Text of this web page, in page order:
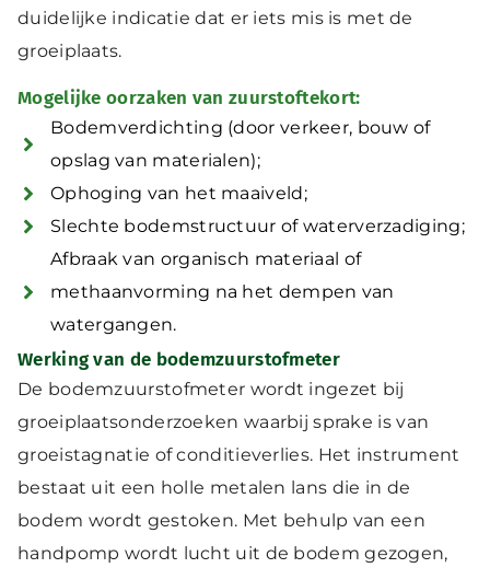
duidelijke indicatie dat er iets mis is met de
groeiplaats.
Mogelijke oorzaken van zuurstoftekort:
Bodemverdichting (door verkeer, bouw of
opslag van materialen);
Ophoging van het maaiveld;
Slechte bodemstructuur of waterverzadiging;
Afbraak van organisch materiaal of
methaanvorming na het dempen van
watergangen.
Werking van de bodemzuurstofmeter
De bodemzuurstofmeter wordt ingezet bij
groeiplaatsonderzoeken waarbij sprake is van
groeistagnatie of conditieverlies. Het instrument
bestaat uit een holle metalen lans die in de
bodem wordt gestoken. Met behulp van een
handpomp wordt lucht uit de bodem gezogen,